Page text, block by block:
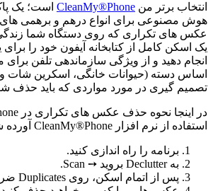
انتخاب برتر من CleanMy®Phone است؛ یک
هوش مصنوعی برای انواع درهم و برهمی های
عکس های تکراری که روی دستگاه شما
یک اسکن کامل از کتابخانه آیفون خود را
انجام دهید و از ویژگی سازماندهی تلفن
اساس دسته (حیوانات خانگی، اسکرین شات و
تصمیم گیری در مورد مواردی که باید حذف
استفاده از نرم افزار CleanMy®Phone آورده شده است:
برنامه را راه اندازی کنید.
به Declutter بروید ➙ Scan.
پس از اتمام اسکن، روی Duplicates ضربه بزنید.